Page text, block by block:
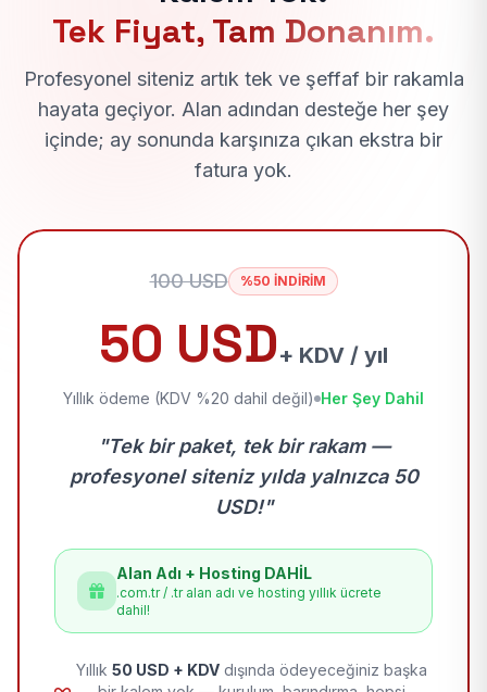
Tek Fiyat, Tam Donanım.
Profesyonel siteniz artık tek ve şeffaf bir rakamla
hayata geçiyor. Alan adından desteğe her şey
içinde; ay sonunda karşınıza çıkan ekstra bir
fatura yok.
100 USD %50 İNDİRİM
50 USD+ KDV / yıl
Yıllık ödeme (KDV %20 dahil değil) Her Şey Dahil
"Tek bir paket, tek bir rakam —
profesyonel siteniz yılda yalnızca 50
USD!"
Alan Adı + Hosting DAHİL
.com.tr / .tr alan adı ve hosting yıllık ücrete
dahil!
Yıllık 50 USD + KDV dışında ödeyeceğiniz başka